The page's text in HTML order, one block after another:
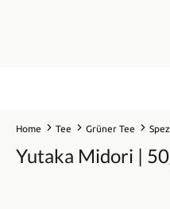
Home Tee Grüner Tee
Yutaka Midori |